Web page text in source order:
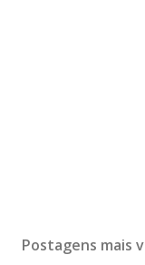
Postagens mais